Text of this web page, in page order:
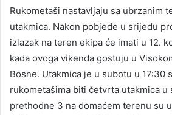
Rukometaši nastavljaju sa ubrzanim
utakmica. Nakon pobjede u srijedu
izlazak na teren ekipa će imati u 12.
kada ovoga vikenda gostuju u
Bosne. Utakmica je u subotu u 17:30
rukometašima biti četvrta utakmica u
prethodne 3 na domaćem terenu su